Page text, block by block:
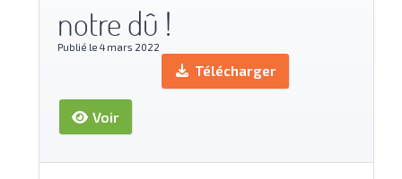
notre dû !
Publié le 4 mars 2022
Télécharger
Voir